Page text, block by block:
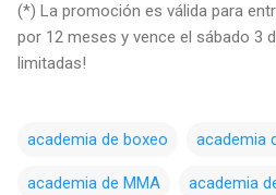
(*) La promoción es válida para
por 12 meses y vence el sábado 3
limitadas!
academia de boxeo academia
academia de MMA academia